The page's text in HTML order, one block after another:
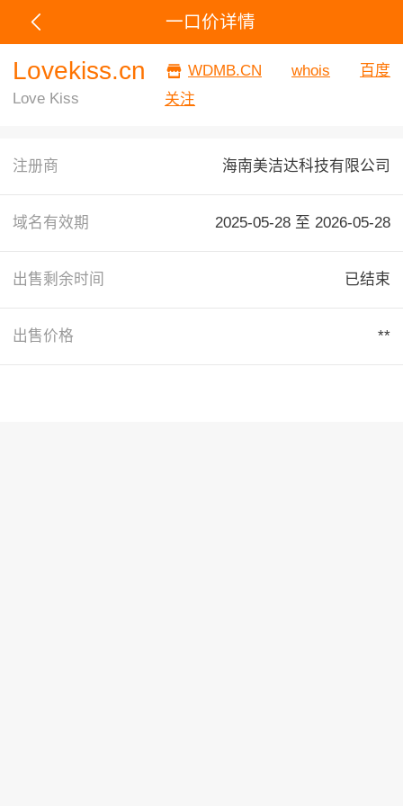
一口价详情
Lovekiss.cn
Love Kiss
WDMB.CN whois
百度
关注
注册商 海南美洁达科技有限公司
域名有效期 2025-05-28 至 2026-05-28
出售剩余时间 已结束
出售价格 **